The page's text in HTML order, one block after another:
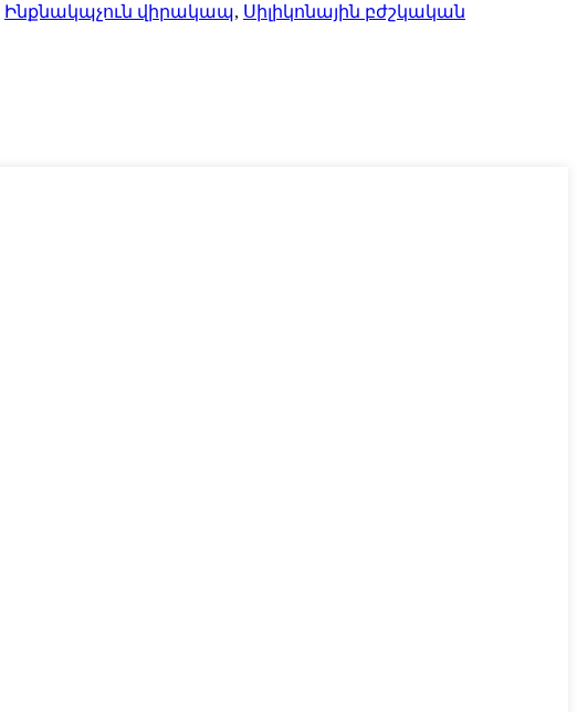
Ինքնակպչուն վիրակապ, Սիլիկոնային բժշկական